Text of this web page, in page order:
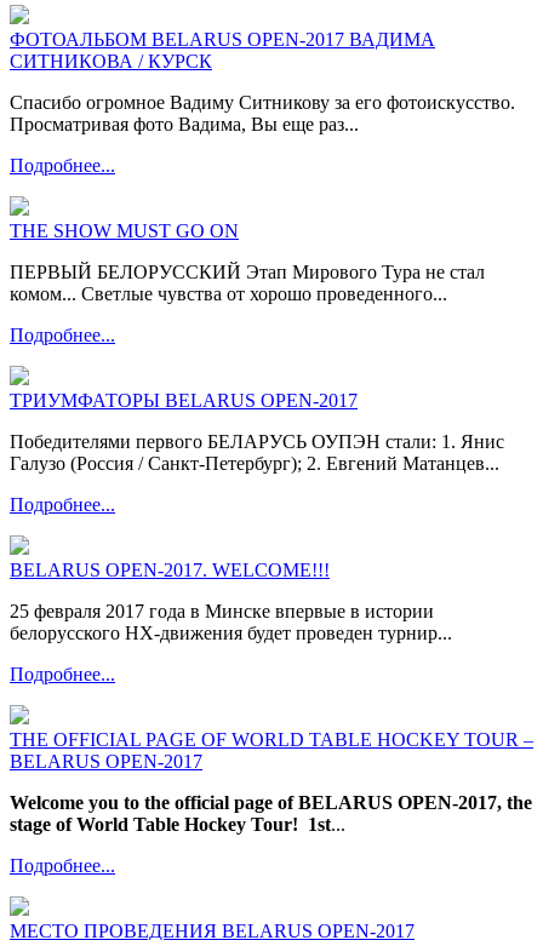
ФОТОАЛЬБОМ BELARUS OPEN-2017 ВАДИМА
СИТНИКОВА / КУРСК
Спасибо огромное Вадиму Ситникову за его фотоискусство.
Просматривая фото Вадима, Вы еще раз...
Подробнее...
THE SHOW MUST GO ON
ПЕРВЫЙ БЕЛОРУССКИЙ Этап Мирового Тура не стал
комом... Светлые чувства от хорошо проведенного...
Подробнее...
ТРИУМФАТОРЫ BELARUS OPEN-2017
Победителями первого БЕЛАРУСЬ ОУПЭН стали: 1. Янис
Галузо (Россия / Санкт-Петербург); 2. Евгений Матанцев...
Подробнее...
BELARUS OPEN-2017. WELCOME!!!
25 февраля 2017 года в Минске впервые в истории
белорусского НХ-движения будет проведен турнир...
Подробнее...
THE OFFICIAL PAGE OF WORLD TABLE HOCKEY TOUR –
BELARUS OPEN-2017
Welcome you to the official page of BELARUS OPEN-2017, the
stage of World Table Hockey Tour! 1st...
Подробнее...
МЕСТО ПРОВЕДЕНИЯ BELARUS OPEN-2017